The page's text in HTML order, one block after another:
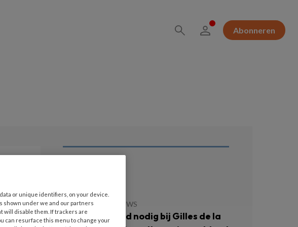
Abonneren
6 JULI 2026 NIEUWS
Pillen niet altijd nodig bij Gilles de la
or unique identifiers, on your device.
shown under we and our partners
will disable them. If trackers are
can resurface this menu to change your